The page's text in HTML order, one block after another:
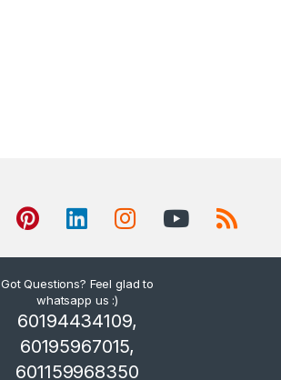
Got Questions? Feel glad to
whatsapp us :)
60194434109,
60195967015,
601159968350